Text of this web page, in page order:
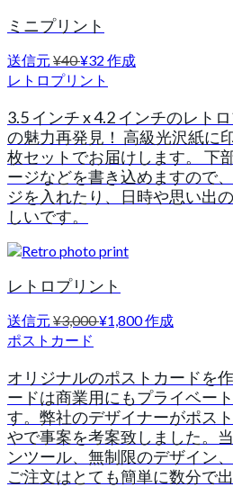
ミニプリント
送信元 ¥40¥32 作成
レトロプリント
3.5 インチ x 4.2 インチのレト
の魅力再発見！ 高級光沢紙に
枚セットでお届けします。 下
ージなどを書き込めますので
ジを入れたり、日時や思い出
しいです。
レトロプリント
送信元 ¥3,000¥1,800作成
ポストカード
オリジナルのポストカードを
ードは商業用にもプライベー
す。弊社のデザイナーがポス
やで事案を考案致しました。
ンツール、無制限のデザイン
ご注文はとても簡単に数分で出